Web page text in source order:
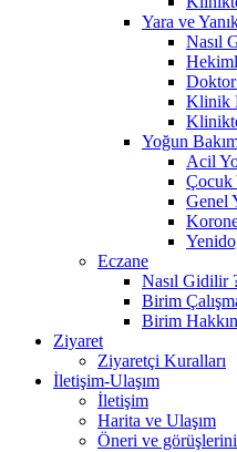
Yara ve
Nasıl
Doktor
Klinik
Yoğun
Acil
Çocuk
Genel
Eczane
Nasıl Gidilir
Birim
Birim
Ziyaret
Ziyaretçi Kuralları
İletişim-Ulaşım
İletişim
Harita ve Ulaşım
Öneri ve